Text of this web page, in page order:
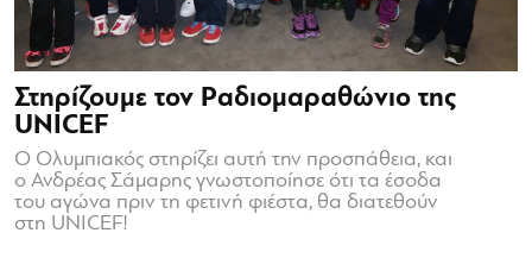
Στηρίζουμε τον Ραδιομαραθώνιο της
UNICEF
Ο Ολυμπιακός στηρίζει αυτή την προσπάθεια, και
ο Ανδρέας Σάμαρης γνωστοποίησε ότι τα έσοδα
του αγώνα πριν τη φετινή φιέστα, θα διατεθούν
στη UNICEF!